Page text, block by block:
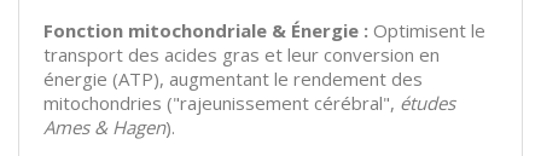
Fonction mitochondriale & Énergie : Optimisent le
transport des acides gras et leur conversion en
énergie (ATP), augmentant le rendement des
mitochondries ("rajeunissement cérébral", études
Ames & Hagen).